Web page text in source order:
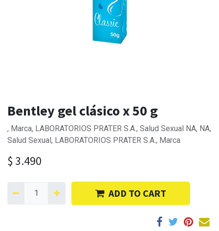
Bentley gel clásico x 50 g
, Marca, LABORATORIOS PRATER S.A., Salud Sexual NA, NA,
Salud Sexual, LABORATORIOS PRATER S.A., Marca
$ 3.490
ADD TO CART